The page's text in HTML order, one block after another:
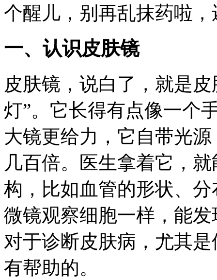
个醒儿，别再乱抹药啦
一、认识皮肤镜
皮肤镜，说白了，就是
灯”。它长得有点像一个
大镜更给力，它自带光
几百倍。医生拿着它，
构，比如血管的形状、
微镜观察细胞一样，能
对于诊断皮肤病，尤其
有帮助的。